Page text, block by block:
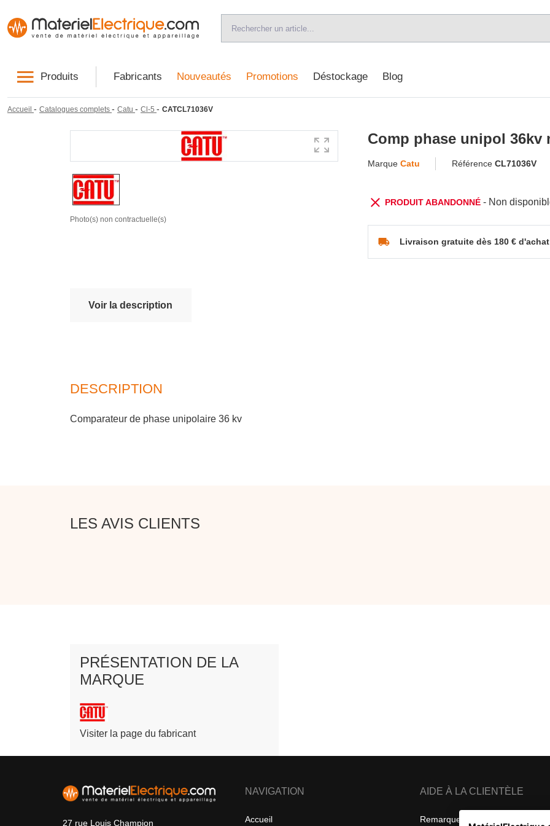
Produits Fabricants Nouveautés Promotions Déstockage Blog
Accueil - Catalogues complets - Catu - Cl-5 - CATCL71036V
Photo(s) non contractuelle(s)
Comp phase unipol 36kv
Marque Catu Référence CL71036V
PRODUIT ABANDONNÉ- Non
Livraison gratuite dès 180 € d'achat
Voir la description
DESCRIPTION
Comparateur de phase unipolaire 36 kv
LES AVIS CLIENTS
PRÉSENTATION DE LA
MARQUE
Visiter la page du fabricant
27 rue Louis Champion
NAVIGATION
Accueil
AIDE À LA CLIENTÈLE
Remarques sur la confidentialité